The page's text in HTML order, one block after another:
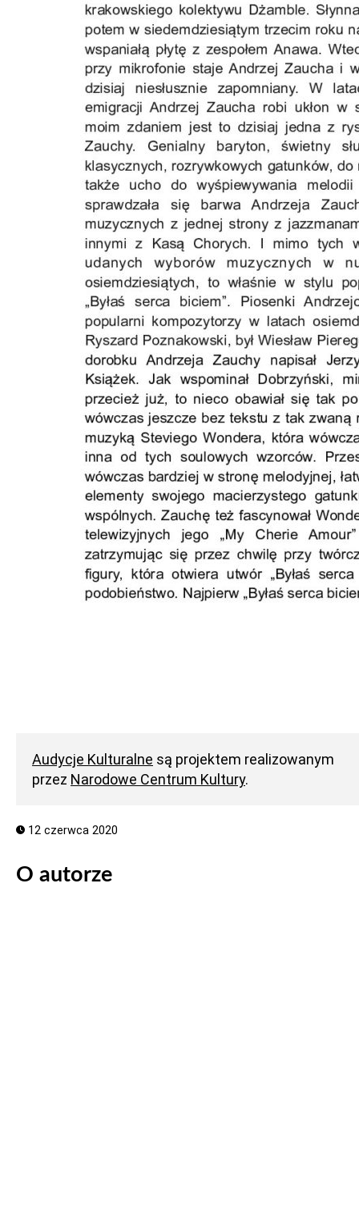
Audycje Kulturalne są projektem realizowanym
przez Narodowe Centrum Kultury.
12 czerwca 2020
O autorze